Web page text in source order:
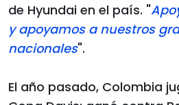
de Hyundai en el país. "
y apoyamos a nuestros
nacionales".
El año pasado, Colombia